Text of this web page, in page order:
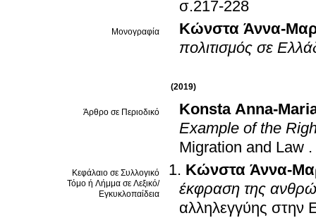
σ.217-228
Μονογραφία
Κώνστα Άννα-
πολιτισμός σε
(2019)
Άρθρο σε Περιοδικό
Konsta Anna-
Example of the
Migration and Law .
Κεφάλαιο σε Συλλογικό
Τόμο ή Λήμμα σε Λεξικό/
Εγκυκλοπαίδεια
Κώνστα Άννα-
έκφραση της
αλληλεγγύης